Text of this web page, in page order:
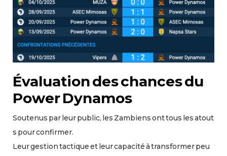
Évaluation des chances du
Power Dynamos
Soutenus par leur public, les Zambiens ont tous les atout
s pour confirmer.
Leur gestion tactique et leur capacité à transformer peu